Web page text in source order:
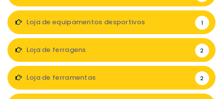
Loja de equipamentos desportivos 1
Loja de ferragens 2
Loja de ferramentas 2